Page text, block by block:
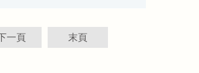
一頁 末頁